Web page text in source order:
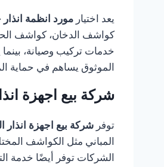
يعد اختيارمورد انظمة
كواشف الدخان، كواشف
خدمات تركيب وصيانة،
الموثوق يساهم في حماية
شركة بيع اجهزة
توفرشركة بيع اجهزة انذار
المباني مثل الكواشف
الشركات توفر أيضًا خدمة